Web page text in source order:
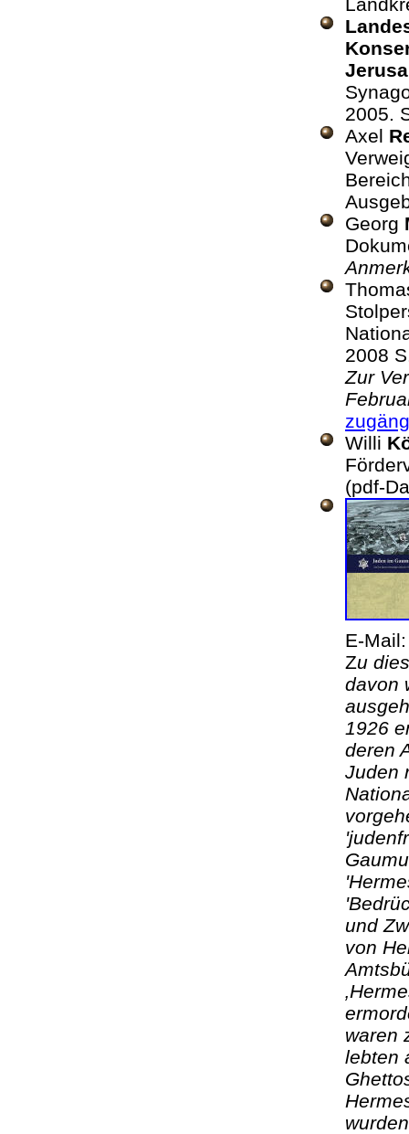
2005.
Axel
Georg
2008
Zur
Willi
(pdf-
E-
Zu
davon
1926
deren
Juden
und
von
waren
lebten